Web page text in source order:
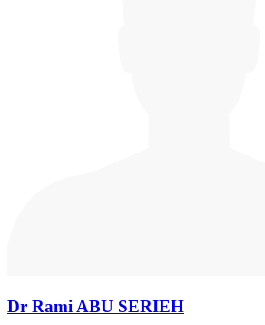
Dr Rami ABU SERIEH